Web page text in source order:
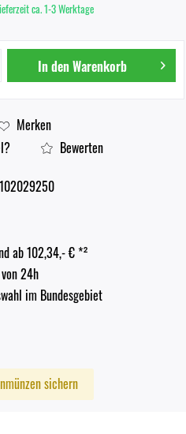
ca. 1-3 Werktage
In denWarenkorb
Merken
Bewerten
102029250
ab 102,34,- € *²
24h
im Bundesgebiet
sichern